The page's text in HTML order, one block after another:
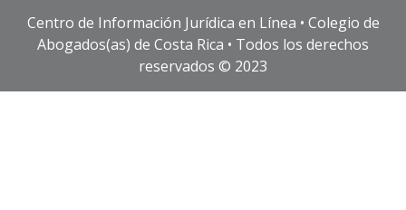
Centro de Información Jurídica en Línea • Colegio de
Abogados(as) de Costa Rica • Todos los derechos
reservados © 2023